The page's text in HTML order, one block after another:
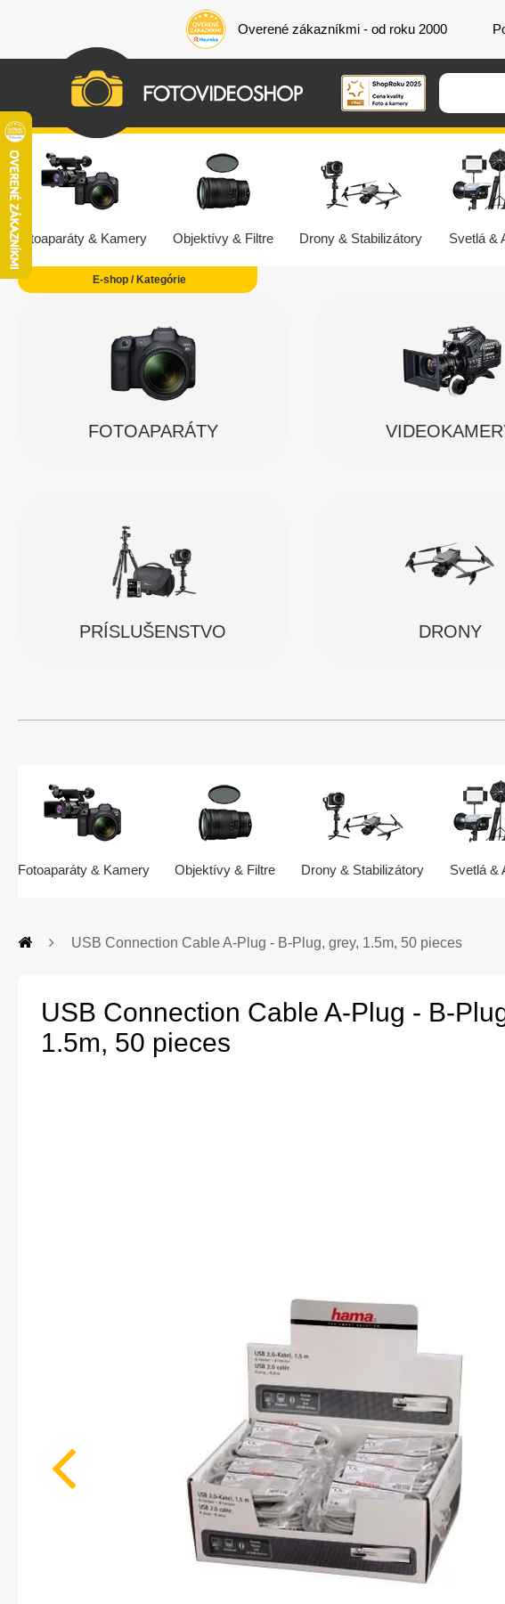
Overené zákazníkmi - od roku 2000
Fotoaparáty & Kamery Objektívy & Filtre Drony & Stabilizátory Svetlá &
FOTOAPARÁTY
PRÍSLUŠENSTVO DRONY
Fotoaparáty & Kamery Objektívy & Filtre Drony & Stabilizátory Svetlá &
USB Connection Cable A-Plug - B-Plug, grey, 1.5m, 50 pieces
USB Connection Cable A-Plug - B-
1.5m, 50 pieces
E-shop / Kategórie